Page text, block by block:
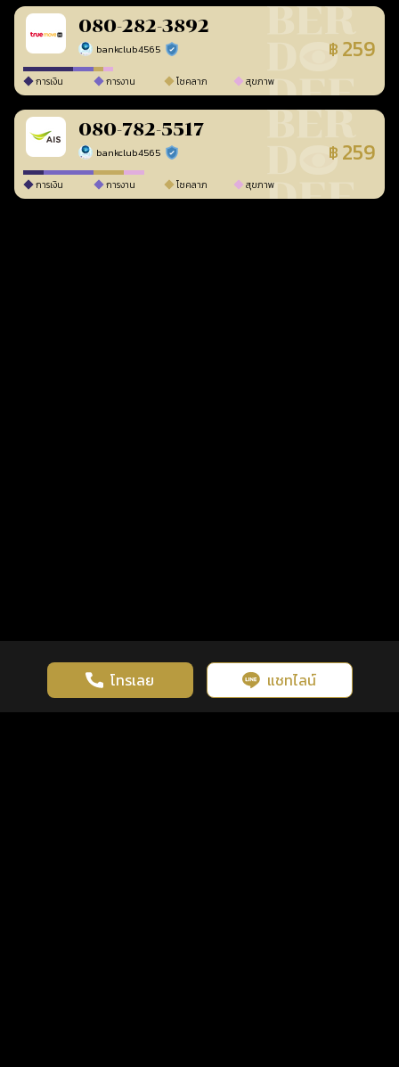
080-282-3892
bankclub4565 ร้านยืนยันแล้ว ฿ 259
การเงิน การงาน โชคลาภ สุขภาพ
080-782-5517
bankclub4565 ร้านยืนยันแล้ว ฿ 259
การเงิน การงาน โชคลาภ สุขภาพ
โทรเลย แชทไลน์
เว็บไซต์นี้มีการใช้งานคุกกี้ เพื่อเพิ่มประสิทธิภาพและประสบการณ์ที่ดี
ในการใช้งานเว็บไซต์ นโยบายความเป็นส่วนตัว
รู้ก่อน พร้อมกว่า ทุกจังหวะชีวิต คลิกดูดวงฟรี